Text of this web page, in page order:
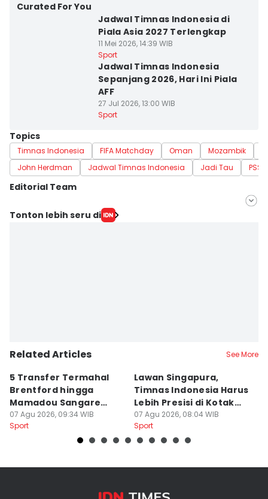
Curated For You
Jadwal Timnas Indonesia di
Piala Asia 2027 Terlengkap
11 Mei 2026, 14:39 WIB
Sport
Jadwal Timnas Indonesia
Sepanjang 2026, Hari Ini Piala
AFF
27 Jul 2026, 13:00 WIB
Sport
Topics
Timnas Indonesia FIFA Matchday Oman Mozambik
John Herdman
Jadwal Timnas Indonesia Jadi Tau PSSI
Editorial Team
Editor
Tonton lebih seru di
Related Articles See More
5 Transfer Termahal
Brentford hingga
Mamadou Sangare
Pecahkan Rekor
07 Agu 2026, 09:34 WIB
Sport
Lawan Singapura,
Timnas Indonesia Harus
Lebih Presisi di Kotak
Penalti
07 Agu 2026, 08:04 WIB
Sport